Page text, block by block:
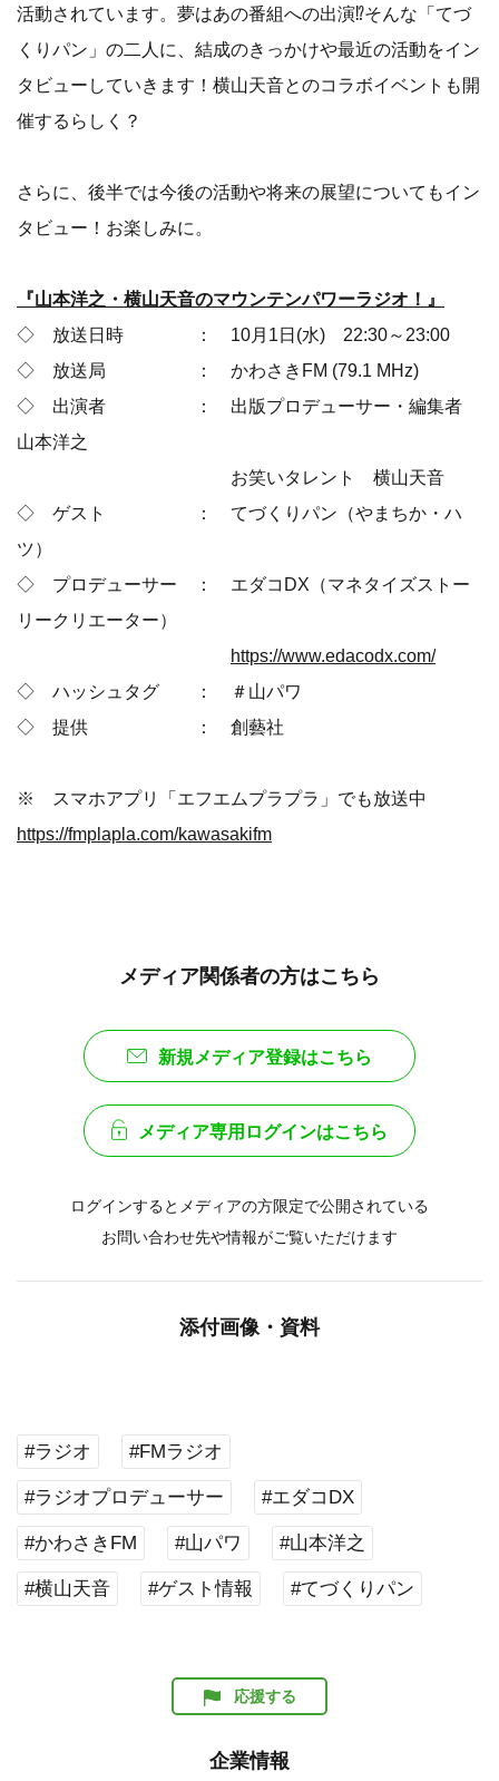
活動されています。夢はあの番組への出演⁉そんな「てづ
くりパン」の二人に、結成のきっかけや最近の活動をイン
タビューしていきます！横山天音とのコラボイベントも開
催するらしく？
さらに、後半では今後の活動や将来の展望についてもイン
タビュー！お楽しみに。
『山本洋之・横山天音のマウンテンパワーラジオ！』
◇ 放送日時 ： 10月1日(水) 22:30～23:00
◇ 放送局 ： かわさきFM (79.1 MHz)
◇ 出演者 ： 出版プロデューサー・編集者
山本洋之
お笑いタレント 横山天音
◇ ゲスト ： てづくりパン（やまちか・ハ
ツ）
◇ プロデューサー ： エダコDX（マネタイズストー
リークリエーター）
https://www.edacodx.com/
◇ ハッシュタグ ： ＃山パワ
◇ 提供 ： 創藝社
※ スマホアプリ「エフエムプラプラ」でも放送中
https://fmplapla.com/kawasakifm
メディア関係者の方はこちら
新規メディア登録はこちら
メディア専用ログインはこちら
ログインするとメディアの方限定で公開されている
お問い合わせ先や情報がご覧いただけます
添付画像・資料
#ラジオ #FMラジオ
#ラジオプロデューサー #エダコDX
#かわさきFM #山パワ #山本洋之
#横山天音 #ゲスト情報 #てづくりパン
応援する
企業情報